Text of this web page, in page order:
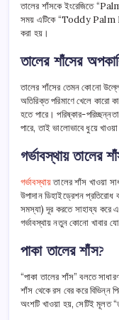
তালের শাঁসকে ইংরেজিতে
সময় এটিকে “Toddy Palm
করা হয়।
তালের শাঁসের
তালের শাঁসের তেমন কোনো
অতিরিক্ত পরিমাণে খেলে কারো
হতে পারে। পরিষ্কার-
পারে, তাই ভালোভাবে ধুয়ে
গর্ভাবস্থায় তালের
গর্ভাবস্থায়তালের শাঁস খাওয়া
উপাদান ডিহাইড্রেশন প্রতিরোধ
সমস্যা) দূর করতে সাহায্য করে
গর্ভাবস্থায় নতুন কোনো খাবার
পাকা তালের শাঁস?
“পাকা তালের শাঁস” বলতে
শাঁস থেকে রস বের করে বিভিন্ন
অংশটি খাওয়া হয়, সেটিই মূলত